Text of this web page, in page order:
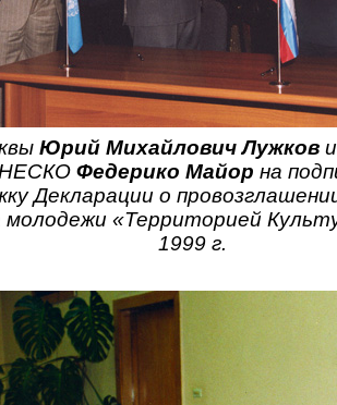
Юрий Михайлович Лужкови
Федерико Майор на
Декларации о
«Территорией
1999 г.